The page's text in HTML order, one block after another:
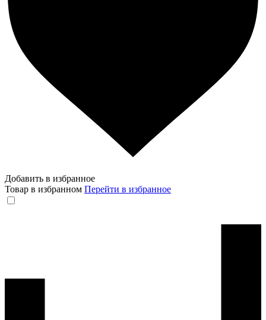
Добавить в избранное
Товар в избранном Перейти в избранное